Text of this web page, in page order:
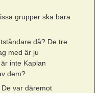
grupper ska bara
då? De tre
med är ju
inte Kaplan
dem?
var däremot